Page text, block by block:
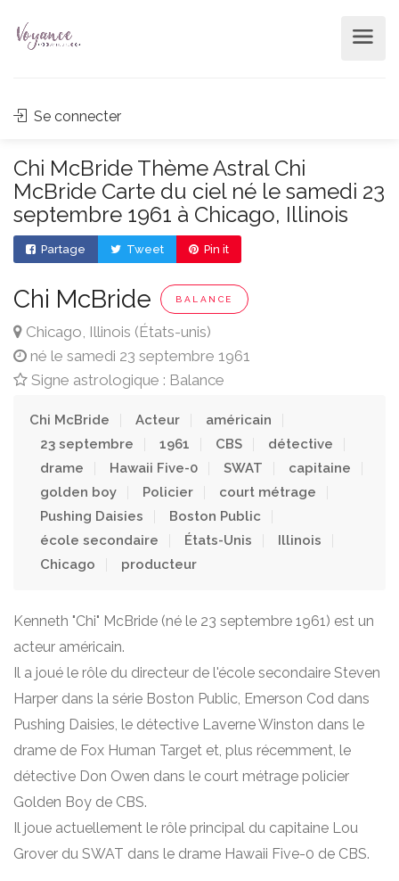
Se connecter
Chi McBride Thème Astral Chi
McBride Carte du ciel né le samedi 23
septembre 1961 à Chicago, Illinois
Partage Tweet Pin it
Chi McBride BALANCE
Chicago, Illinois (États-unis)
né le samedi 23 septembre 1961
Signe astrologique : Balance
Chi McBride Acteur
américain
23 septembre
1961 CBS
détective
drame
Hawaii Five-0 SWAT
capitaine
golden boy
Policier
court métrage
Pushing Daisies
Boston Public
école secondaire
États-Unis
Illinois
Chicago
producteur
Kenneth "Chi" McBride (né le 23 septembre 1961) est un
acteur américain.
Il a joué le rôle du directeur de l'école secondaire Steven
Harper dans la série Boston Public, Emerson Cod dans
Pushing Daisies, le détective Laverne Winston dans le
drame de Fox Human Target et, plus récemment, le
détective Don Owen dans le court métrage policier
Golden Boy de CBS.
Il joue actuellement le rôle principal du capitaine Lou
Grover du SWAT dans le drame Hawaii Five-0 de CBS.